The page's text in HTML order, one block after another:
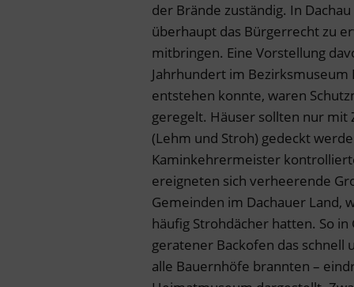
der Brände zuständig. In
überhaupt das Bürgerrecht zu
mitbringen. Eine Vorstellung
Jahrhundert im
entstehen konnte, waren
geregelt. Häuser sollten nur mit
(Lehm und Stroh) gedeckt
Kaminkehrermeister
ereigneten sich verheerende
Gemeinden im Dachauer Land,
häufig Strohdächer hatten. So
geratener Backofen das schnell
alle Bauernhöfe brannten –